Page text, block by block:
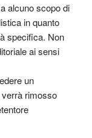
alcuno scopo di
in quanto
specifica. Non
ai sensi
un
verrà rimosso